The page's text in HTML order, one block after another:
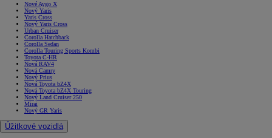
Nové Aygo X
Nový Yaris
Yaris Cross
Nový Yaris Cross
Urban Cruiser
Corolla Hatchback
Corolla Sedan
Corolla Touring Sports Kombi
Toyota C-HR
Nová RAV4
Nová Camry
Nový Prius
Nová Toyota bZ4X
Nová Toyota bZ4X Touring
Nový Land Cruiser 250
Mirai
Nový GR Yaris
Úžitkové vozidlá